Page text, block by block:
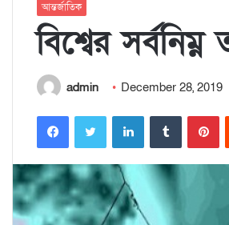
আন্তর্জাতিক
বিশ্বের
admin December 28, 2019